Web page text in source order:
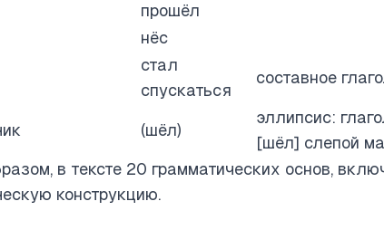
прошёл
нёс
стал
спускаться
составное
(шёл)
эллипсис:
[шёл] слепой
в тексте 20 грамматических основ,
конструкцию.